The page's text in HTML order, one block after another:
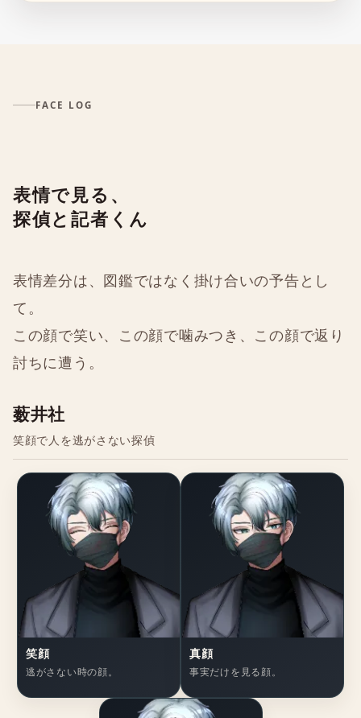
FACE LOG
表情で見る、
探偵と記者くん
表情差分は、図鑑ではなく掛け合いの予告とし
て。
この顔で笑い、この顔で噛みつき、この顔で返り
討ちに遭う。
薮井社
笑顔で人を逃がさない探偵
笑顔
逃がさない時の顔。
真顔
事実だけを見る顔。